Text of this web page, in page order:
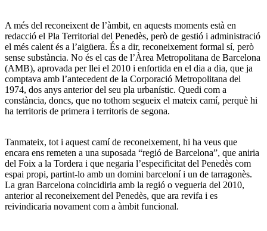
A més del reconeixent de l’àmbit, en aquests moments està en
redacció el Pla Territorial del Penedès, però de gestió i administració
el més calent és a l’aigüera. És a dir, reconeixement formal sí, però
sense substància. No és el cas de l’Àrea Metropolitana de Barcelona
(AMB), aprovada per llei el 2010 i enfortida en el dia a dia, que ja
comptava amb l’antecedent de la Corporació Metropolitana del
1974, dos anys anterior del seu pla urbanístic. Quedi com a
constància, doncs, que no tothom segueix el mateix camí, perquè hi
ha territoris de primera i territoris de segona.
Tanmateix, tot i aquest camí de reconeixement, hi ha veus que
encara ens remeten a una suposada “regió de Barcelona”, que aniria
del Foix a la Tordera i que negaria l’especificitat del Penedès com
espai propi, partint-lo amb un domini barceloní i un de tarragonès.
La gran Barcelona coincidiria amb la regió o vegueria del 2010,
anterior al reconeixement del Penedès, que ara revifa i es
reivindicaria novament com a àmbit funcional.